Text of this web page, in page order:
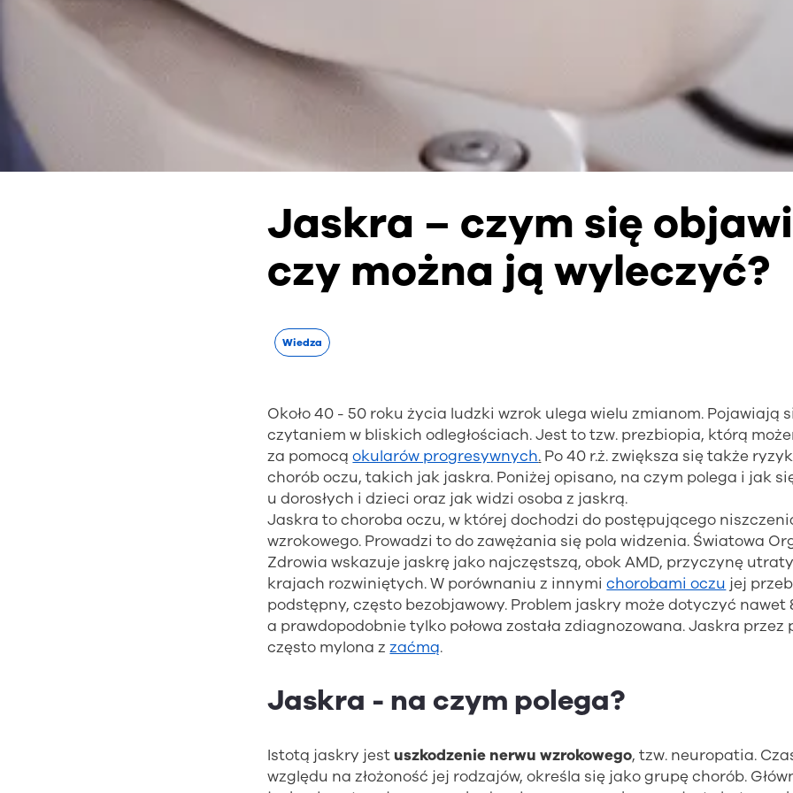
Jaskra – czym się
czy można ją wyleczyć?
Wiedza
Około 40 - 50 roku życia ludzki wzrok ulega wielu zmianom. Pojawiają
czytaniem w bliskich odległościach. Jest to tzw. prezbiopia, którą
za pomocąokularów progresywnych. Po 40 r.ż. zwiększa się także
chorób oczu, takich jak jaskra. Poniżej opisano, na czym polega i jak
u dorosłych i dzieci oraz jak widzi osoba z jaskrą.
Jaskra to choroba oczu, w której dochodzi do postępującego
wzrokowego. Prowadzi to do zawężania się pola widzenia. Światowa
Zdrowia wskazuje jaskrę jako najczęstszą, obok AMD, przyczynę
krajach rozwiniętych. W porównaniu z innymichorobami oczu jej
podstępny, często bezobjawowy. Problem jaskry może dotyczyć nawet
a prawdopodobnie tylko połowa została zdiagnozowana. Jaskra
często mylona zzaćmą.
Jaskra - na czym polega?
Istotą jaskry jestuszkodzenie nerwu wzrokowego, tzw. neuropatia.
względu na złożoność jej rodzajów, określa się jako grupę chorób.